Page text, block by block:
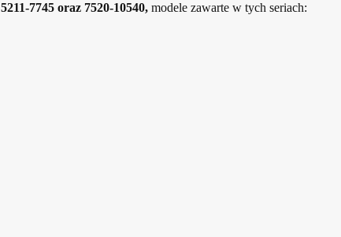
5211-7745 oraz 7520-10540,modele zawarte w tych seriach: